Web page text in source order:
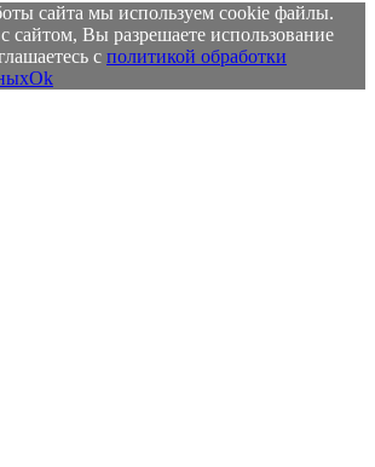
сайта мы используем cookie файлы.
сайтом, Вы разрешаете использование
с политикой обработки
Ok